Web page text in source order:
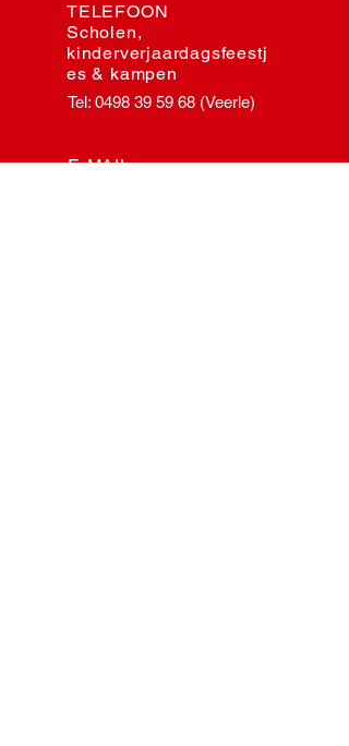
TELEFOON
Scholen,
kinderverjaardagsfeestj
es & kampen
Tel: 0498 39 59 68 (Veerle)
E-MAIL